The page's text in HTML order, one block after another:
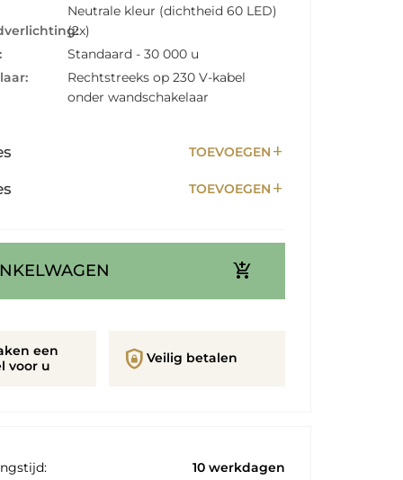
Neutrale kleur (dichtheid 60 LED)
(2x)
Standaard - 30 000 u
Rechtstreeks op 230 V-kabel
onder wandschakelaar
TOEVOEGEN add
TOEVOEGEN add
add_shopping_cart
een
voor u
shield_lock Veilig betalen
10 werkdagen